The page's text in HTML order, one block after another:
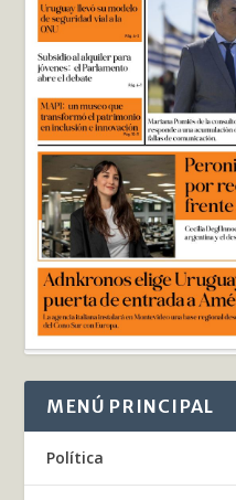
MENÚ PRINCIPAL
Política